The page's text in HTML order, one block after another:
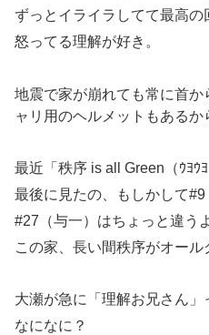
ずっとイライラしてて最高の
怒ってる理解が好き。
地震で家が崩れても常に首
ャリ用のヘルメットもあるか
最近「秩序 is all Green（ｳﾖｳ
最後に見たの、もしかして#9
#27（与一）はちょっと違う
この家、長い間秩序がオール
大瀬が急に「理解お兄さん」
なになに？